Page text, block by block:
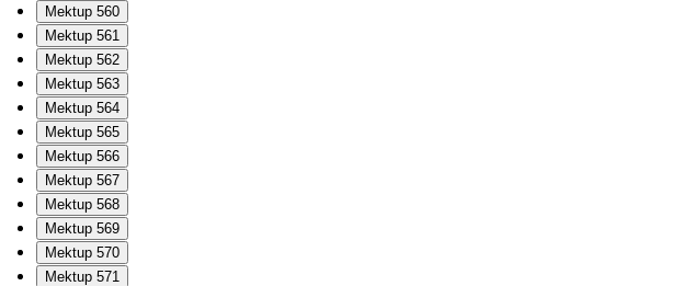
Mektup 560
Mektup 561
Mektup 562
Mektup 563
Mektup 564
Mektup 565
Mektup 566
Mektup 567
Mektup 568
Mektup 569
Mektup 570
Mektup 571